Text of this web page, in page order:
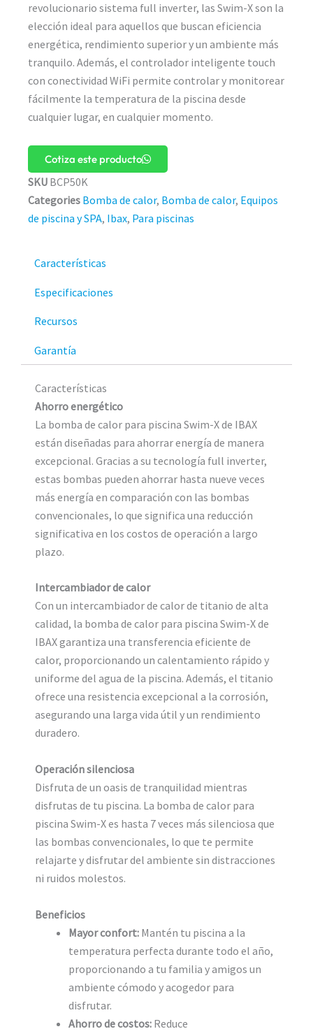
revolucionario sistema full inverter, las Swim-X son la
elección ideal para aquellos que buscan eficiencia
energética, rendimiento superior y un ambiente más
tranquilo. Además, el controlador inteligente touch
con conectividad WiFi permite controlar y monitorear
fácilmente la temperatura de la piscina desde
cualquier lugar, en cualquier momento.
Cotiza este producto
SKU BCP50K
Categories Bomba de calor, Bomba de calor, Equipos
de piscina y SPA, Ibax, Para piscinas
Características
Especificaciones
Recursos
Garantía
Características
Ahorro energético
La bomba de calor para piscina Swim-X de IBAX
están diseñadas para ahorrar energía de manera
excepcional. Gracias a su tecnología full inverter,
estas bombas pueden ahorrar hasta nueve veces
más energía en comparación con las bombas
convencionales, lo que significa una reducción
significativa en los costos de operación a largo
plazo.
Intercambiador de calor
Con un intercambiador de calor de titanio de alta
calidad, la bomba de calor para piscina Swim-X de
IBAX garantiza una transferencia eficiente de
calor, proporcionando un calentamiento rápido y
uniforme del agua de la piscina. Además, el titanio
ofrece una resistencia excepcional a la corrosión,
asegurando una larga vida útil y un rendimiento
duradero.
Operación silenciosa
Disfruta de un oasis de tranquilidad mientras
disfrutas de tu piscina. La bomba de calor para
piscina Swim-X es hasta 7 veces más silenciosa que
las bombas convencionales, lo que te permite
relajarte y disfrutar del ambiente sin distracciones
ni ruidos molestos.
Beneficios
Mayor confort: Mantén tu piscina a la
temperatura perfecta durante todo el año,
proporcionando a tu familia y amigos un
ambiente cómodo y acogedor para
disfrutar.
Ahorro de costos: Reduce